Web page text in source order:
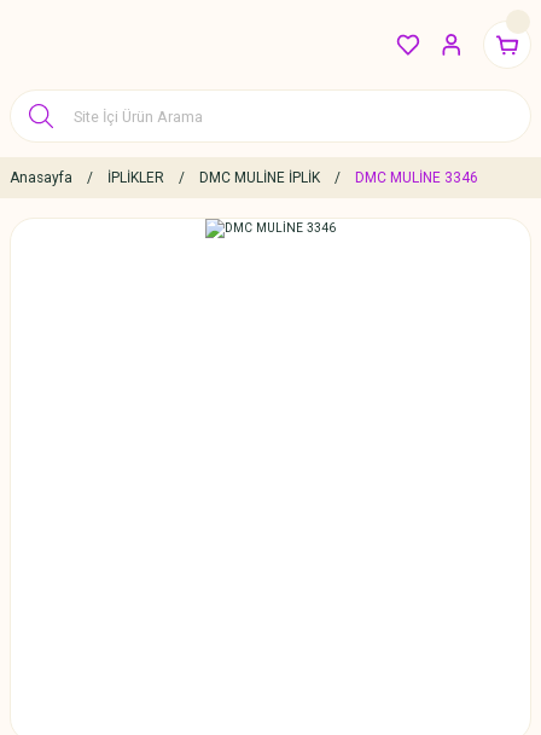
Anasayfa İPLİKLER DMC MULİNE İPLİK DMC MULİNE 3346